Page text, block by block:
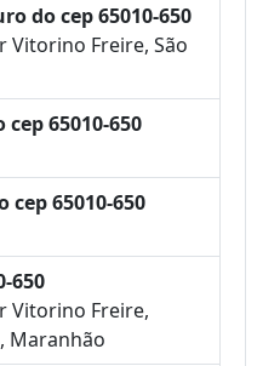
do cep 65010-650
Vitorino Freire, São
65010-650
cep 65010-650
650
Vitorino Freire,
Maranhão